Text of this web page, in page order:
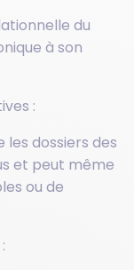
du
à son
:
dossiers des
et peut même
ou de